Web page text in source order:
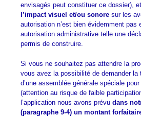
envisagés peut constituer ce dossier),
l’impact visuel et/ou sonore sur les
autorisation n’est bien évidemment pas
autorisation administrative telle une
permis de construire.
Si vous ne souhaitez pas attendre la
vous avez la possibilité de demander la
d’une assemblée générale spéciale
(attention au risque de faible
l’application nous avons prévu dans
(paragraphe 9-4) un montant